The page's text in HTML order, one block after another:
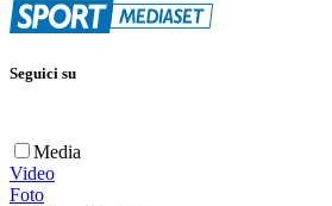
Seguici su
Media
Video
Foto